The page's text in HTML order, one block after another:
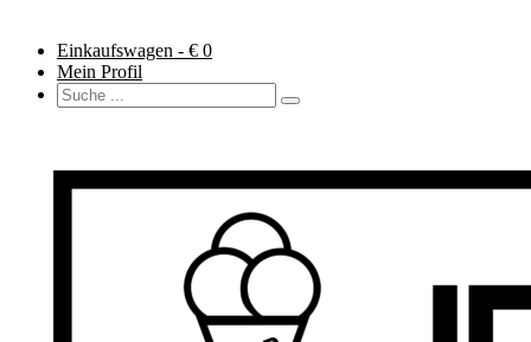
Einkaufswagen - € 0
Mein Profil